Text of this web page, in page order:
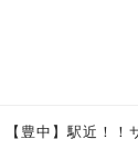
【豊中】駅近！